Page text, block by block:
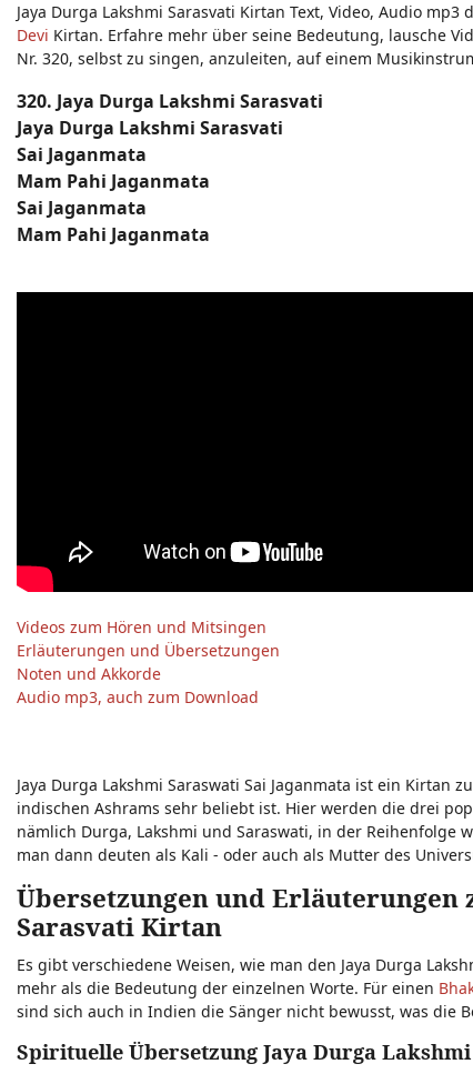
Jaya Durga Lakshmi Sarasvati Kirtan Text, Video, Audio
Devi Kirtan. Erfahre mehr über seine Bedeutung, lausche
Nr. 320, selbst zu singen, anzuleiten, auf einem
320. Jaya Durga Lakshmi Sarasvati
Jaya Durga Lakshmi Sarasvati
Sai Jaganmata
Mam Pahi Jaganmata
Sai Jaganmata
Mam Pahi Jaganmata
Videos zum Hören und Mitsingen
Erläuterungen und Übersetzungen
Noten und Akkorde
Audio mp3, auch zum Download
Jaya Durga Lakshmi Saraswati Sai Jaganmata ist ein
indischen Ashrams sehr beliebt ist. Hier werden die drei
nämlich Durga, Lakshmi und Saraswati, in der Reihenfolge
man dann deuten als Kali - oder auch als Mutter des
Übersetzungen und Erläuterungen
Sarasvati Kirtan
Es gibt verschiedene Weisen, wie man den Jaya Durga
mehr als die Bedeutung der einzelnen Worte. Für einen
sind sich auch in Indien die Sänger nicht bewusst, was die
Spirituelle Übersetzung Jaya Durga